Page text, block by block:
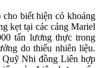
biết hiện có khoảng
kẹt tại các cảng Mariel
tấn lương thực trong
do thiếu nhiên liệu.
Quỹ Nhi đồng Liên hợp